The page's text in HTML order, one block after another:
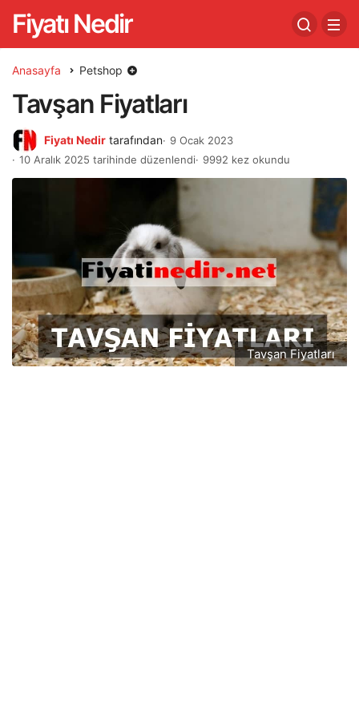
Fiyatı Nedir
Anasayfa Petshop
Tavşan Fiyatları
Fiyatı Nedir tarafından
9 Ocak 2023
10 Aralık 2025 tarihinde düzenlendi
9992 kez okundu
Tavşan Fiyatları